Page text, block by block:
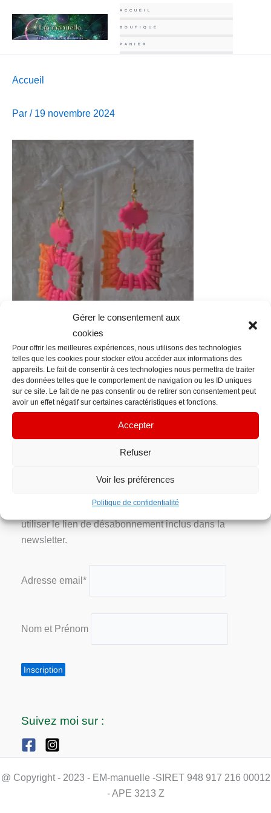
Gérer le consentement aux
cookies
Pour offrir les meilleures expériences, nous utilisons des technologies
telles que les cookies pour stocker et/ou accéder aux informations des
appareils. Le fait de consentir à ces technologies nous permettra de traiter
des données telles que le comportement de navigation ou les ID uniques
sur ce site. Le fait de ne pas consentir ou de retirer son consentement peut
avoir un effet négatif sur certaines caractéristiques et fonctions.
Accepter
Refuser
Voir les préférences
Politique de confidentialité
contenu
ACCUEIL
BOUTIQUE
PANIER
Accueil
Par / 19 novembre 2024
Fichier média précédent
Contact Info
contacts@em-manuelle.fr
Inscription Newsletter
Votre adresse e-mail n’est utilisée que pour vous
activités d’EM’manuelle. Vous pouvez toujours
utiliser le lien de désabonnement inclus dans la
newsletter.
Adresse email*
Nom et Prénom
Suivez moi sur :
@ Copyright - 2023 - EM-manuelle -SIRET 948 917 216 00012
- APE 3213 Z